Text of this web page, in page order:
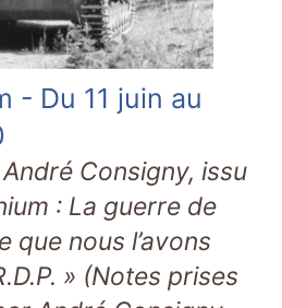
- Du 11 juin au
Consigny, issu
: La guerre de
que nous l’avons
» (Notes prises